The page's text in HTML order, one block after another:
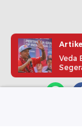
Redaksi
Info
Veda